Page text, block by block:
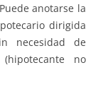
Puede anotarse la
dirigida
necesidad de
no